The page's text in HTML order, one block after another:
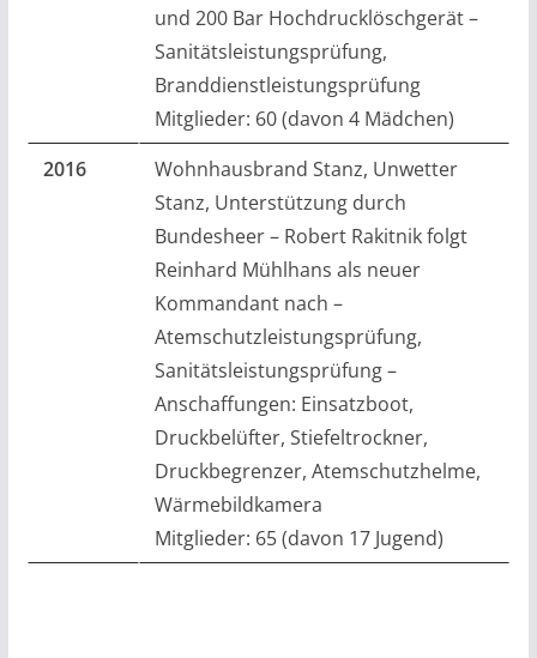
und 200 Bar Hochdrucklöschgerät –
Sanitätsleistungsprüfung,
Branddienstleistungsprüfung
Mitglieder: 60 (davon 4 Mädchen)
2016
Wohnhausbrand Stanz, Unwetter
Stanz, Unterstützung durch
Bundesheer – Robert Rakitnik folgt
Reinhard Mühlhans als neuer
Kommandant nach –
Atemschutzleistungsprüfung,
Sanitätsleistungsprüfung –
Anschaffungen: Einsatzboot,
Druckbelüfter, Stiefeltrockner,
Druckbegrenzer, Atemschutzhelme,
Wärmebildkamera
Mitglieder: 65 (davon 17 Jugend)